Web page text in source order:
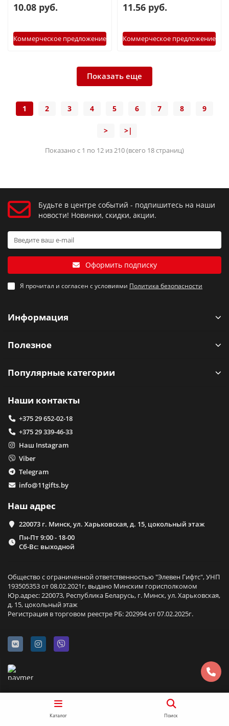
10.08 руб.
Коммерческое предложение
11.56 руб.
Коммерческое предложение
Показать еще
1 2 3 4 5 6 7 8 9
> >|
Показано с 1 по 12 из 210 (всего 18 страниц)
Будьте в центре событий - подпишитесь на наши
новости! Новинки, скидки, акции.
Оформить подписку
Я прочитал и согласен с условиями Политика безопасности
Информация
Полезное
Популярные категории
Наши контакты
+375 29 652-02-18
+375 29 339-46-33
Наш Instagram
Viber
Telegram
info@11gifts.by
Наш адрес
220073 г. Минск, ул. Харьковская, д. 15, цокольный этаж
Пн-Пт 9:00 - 18-00
Сб-Вс: выходной
Общество с ограниченной ответственностью "Элевен Гифтс", УНП
193505353 от 08.02.2021г, выдано Минским горисполкомом
Юр.адрес: 220073, Республика Беларусь, г. Минск, ул. Харьковская,
д. 15, цокольный этаж
Регистрация в торговом реестре РБ: 202994 от 07.02.2025г.
Каталог Поиск